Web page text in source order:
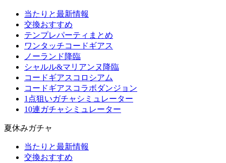
当たりと最新情報
交換おすすめ
テンプレパーティまとめ
ワンタッチコードギアス
ノーランド降臨
シャルル&マリアンヌ降臨
コードギアスコロシアム
コードギアスコラボダンジョン
1点狙いガチャシミュレーター
10連ガチャシミュレーター
夏休みガチャ
当たりと最新情報
交換おすすめ